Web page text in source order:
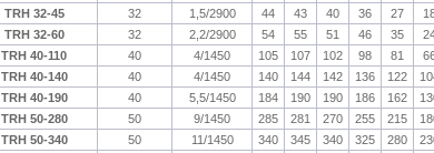
TRH 32-45
32 1,5/2900 44 43 40 36 27
TRH 32-60
32 2,2/2900 54 55 51 46 35
TRH 40-110
40 4/1450 105 107 102 98 81
TRH 40-140
40 4/1450 140 144 142 136 122
TRH 40-190
40 5,5/1450 184 190 190 186 162
TRH 50-280
50 9/1450 285 281 270 255 215
TRH 50-340
50 11/1450 340 345 340 325 280